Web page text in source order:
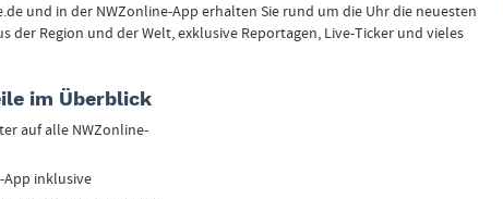
und in der NWZonline-App erhalten Sie rund um die Uhr die neuesten
der Region und der Welt, exklusive Reportagen, Live-Ticker und vieles
im Überblick
auf alle NWZonline-
App inklusive